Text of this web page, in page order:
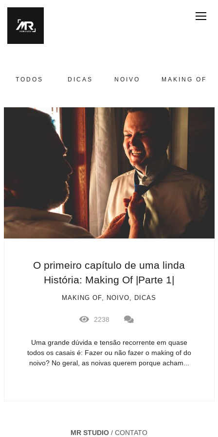
TODOS DICAS NOIVO MAKING OF
O primeiro capítulo de uma linda
História: Making Of |Parte 1|
MAKING OF, NOIVO, DICAS
2238
Uma grande dúvida e tensão recorrente em quase
todos os casais é: Fazer ou não fazer o making of do
noivo? No geral, as noivas querem porque acham...
MR STUDIO / CONTATO